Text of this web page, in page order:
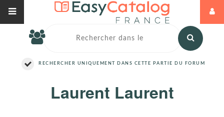
RECHERCHER UNIQUEMENT DANS CETTE PARTIE DU FORUM
Laurent Laurent